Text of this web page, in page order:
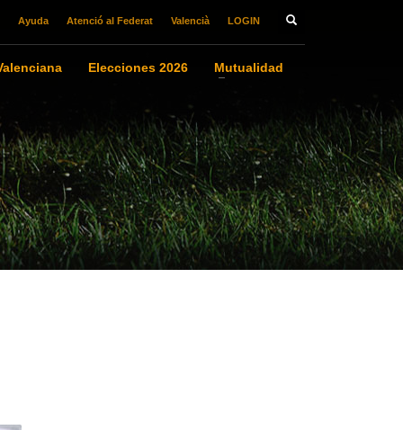
Ayuda Atenció al Federat Valencià LOGIN
Elecciones 2026 Mutualidad